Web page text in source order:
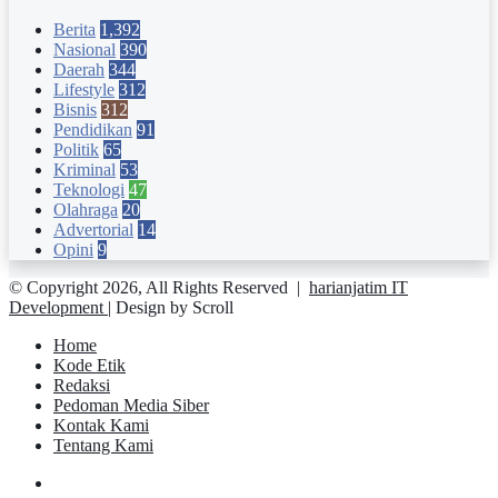
Berita 1,392
Nasional 390
Daerah 344
Lifestyle 312
Bisnis 312
Pendidikan 91
Politik 65
Kriminal 53
Teknologi 47
Olahraga 20
Advertorial 14
Opini 9
© Copyright 2026, All Rights Reserved | harianjatim IT
Development | Design by Scroll
Home
Kode Etik
Redaksi
Pedoman Media Siber
Kontak Kami
Tentang Kami